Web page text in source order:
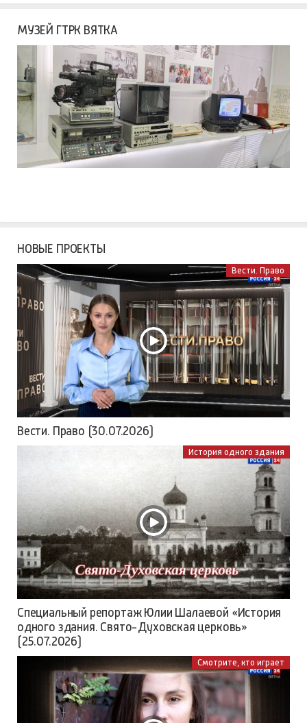
МУЗЕЙ ГТРК ВЯТКА
НОВЫЕ ПРОЕКТЫ
Вести. Право
Вести. Право (30.07.2026)
История одного здания
Специальный репортаж Юлии Шалаевой «История
одного здания. Свято-Духовская церковь»
(25.07.2026)
Смотрите, кто играет